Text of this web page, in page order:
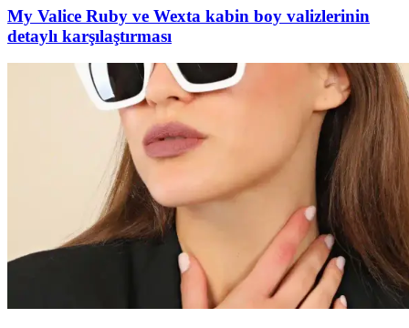
My Valice Ruby ve Wexta kabin boy valizlerinin
detaylı karşılaştırması